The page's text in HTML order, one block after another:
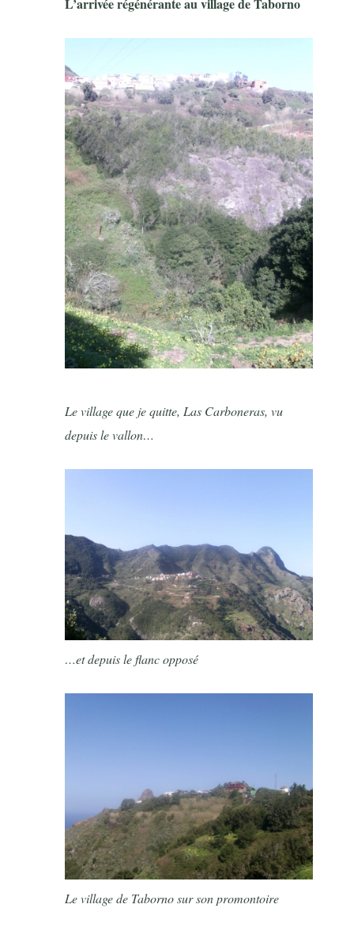
Le village que je quitte, Las Carboneras, vu
depuis le vallon…
…et depuis le flanc opposé
Le village de Taborno sur son promontoire